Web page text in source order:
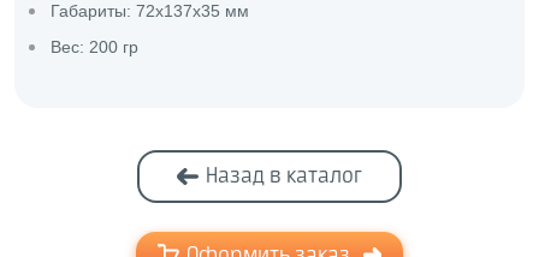
Габариты: 72х137х35 мм
Вес: 200 гр
Назад в каталог